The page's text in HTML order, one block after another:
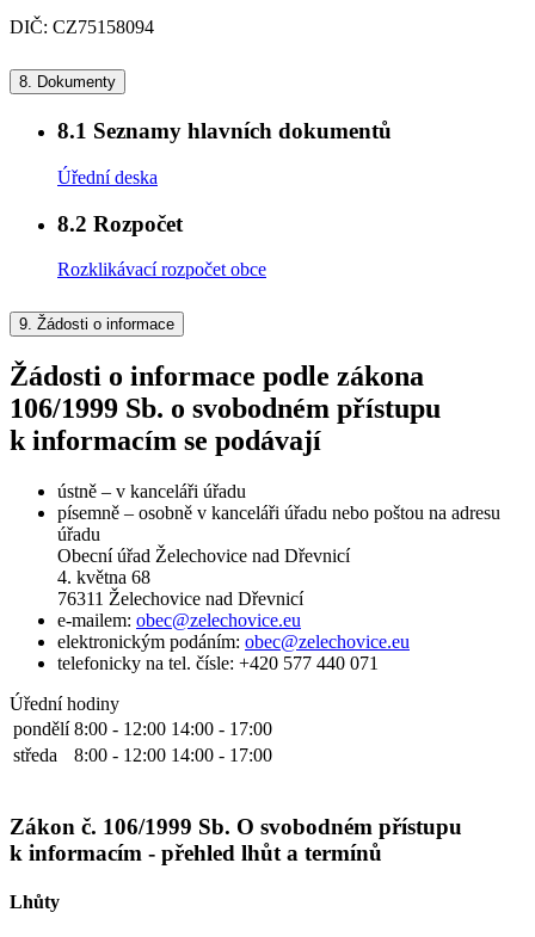
DIČ: CZ75158094
8. Dokumenty
8.1 Seznamy hlavních dokumentů
Úřední deska
8.2 Rozpočet
Rozklikávací rozpočet obce
9. Žádosti o informace
Žádosti o informace podle zákona
106/1999 Sb. o svobodném přístupu
k informacím se podávají
ústně – v kanceláři úřadu
písemně – osobně v kanceláři úřadu nebo poštou na adresu
úřadu
Obecní úřad Želechovice nad Dřevnicí
4. května 68
76311 Želechovice nad Dřevnicí
e-mailem: obec@zelechovice.eu
elektronickým podáním: obec@zelechovice.eu
telefonicky na tel. čísle: +420 577 440 071
Úřední hodiny
pondělí 8:00 - 12:00 14:00 - 17:00
středa
8:00 - 12:00 14:00 - 17:00
Zákon č. 106/1999 Sb. O svobodném přístupu
k informacím - přehled lhůt a termínů
Lhůty